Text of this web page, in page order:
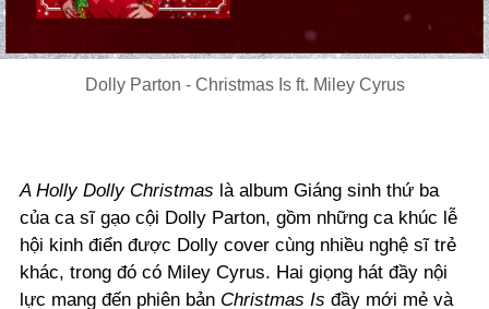
Video
Dolly Parton - Christmas Is ft. Miley Cyrus
A Holly Dolly Christmas là album Giáng sinh thứ ba
của ca sĩ gạo cội Dolly Parton, gồm những ca khúc lễ
hội kinh điển được Dolly cover cùng nhiều nghệ sĩ trẻ
khác, trong đó có Miley Cyrus. Hai giọng hát đầy nội
lực mang đến phiên bản Christmas Is đầy mới mẻ và